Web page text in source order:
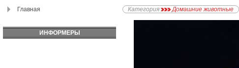
Главная
ИНФОРМЕРЫ
Категория Домашние животные